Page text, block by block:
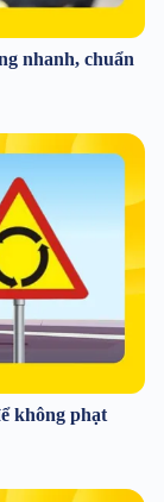
nhanh, chuẩn
không phạt